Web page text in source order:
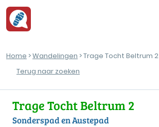
Home >Wandelingen > Trage Tocht Beltrum 2
Terug naar zoeken
Trage Tocht Beltrum 2
Sonderspad en Austepad